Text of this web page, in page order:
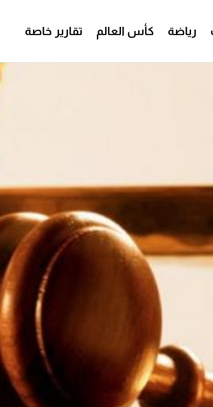
رياضة كأس العالم تقارير خاصة